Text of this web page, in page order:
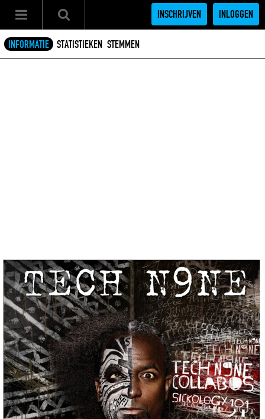
INSCHRIJVEN INLOGGEN
INFORMATIE STATISTIEKEN STEMMEN